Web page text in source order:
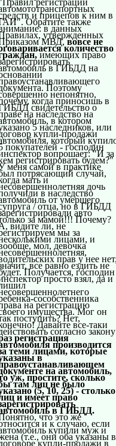
регистрации
и прицепов к ним в
Обратите также
в данных
утвержденных
МВД,вовсе не
количество
имеющих право
в ГИБДД на
Поэтому
непонятно,
когда приносишь в
свидетельство о
на наследство на
в котором
5 наследников, или
купли-продажи
который
покупателей - господин
вопрошает: "И за
регистрировать будем?"
меня самой в практике
потрясающий случай,
мать и
дочь
в наследство
от умершего
/ отца, но в ГИБДД
авто
за мамой!!! Почему?
видите ли, не
мы за
лицами, и
мол, девочка
прав у нее
все равно ездить не
Получается, господин
просто взял, да и
сособственника
на регистрацию
имущества. Мог он
поступить? Нет,
Давайте все-таки
согласно
регистрация
производится
теми лицами, которые
в
на автомобиль,
уж, простите, сколько
там лиц не было
(5, 10, 25) - столько
и имеет право
в ГИБДД.
что это же
и к случаю, если
купили муж и
(т.е., они оба указаны в
купли-продажи в